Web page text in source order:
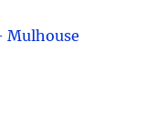
Mulhouse